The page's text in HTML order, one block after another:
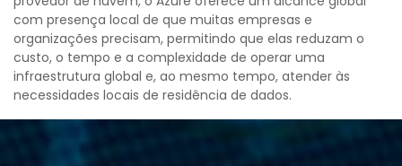
com presença local de que muitas empresas e
organizações precisam, permitindo que elas reduzam o
custo, o tempo e a complexidade de operar uma
infraestrutura global e, ao mesmo tempo, atender às
necessidades locais de residência de dados.